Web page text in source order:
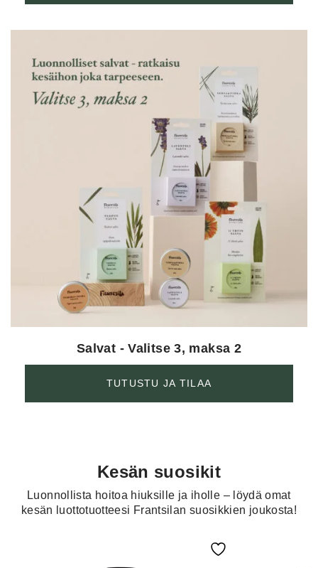
Salvat - Valitse 3, maksa 2
TUTUSTU JA TILAA
Kesän suosikit
Luonnollista hoitoa hiuksille ja iholle – löydä omat
kesän luottotuotteesi Frantsilan suosikkien joukosta!